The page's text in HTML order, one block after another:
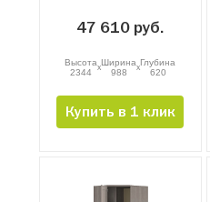
47 610 руб.
Высота
2344
xШирина
988
xГлубина
620
Купить в 1 клик